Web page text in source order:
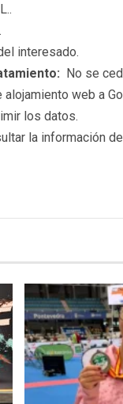
interesado.
No se
web a
los datos.
la información